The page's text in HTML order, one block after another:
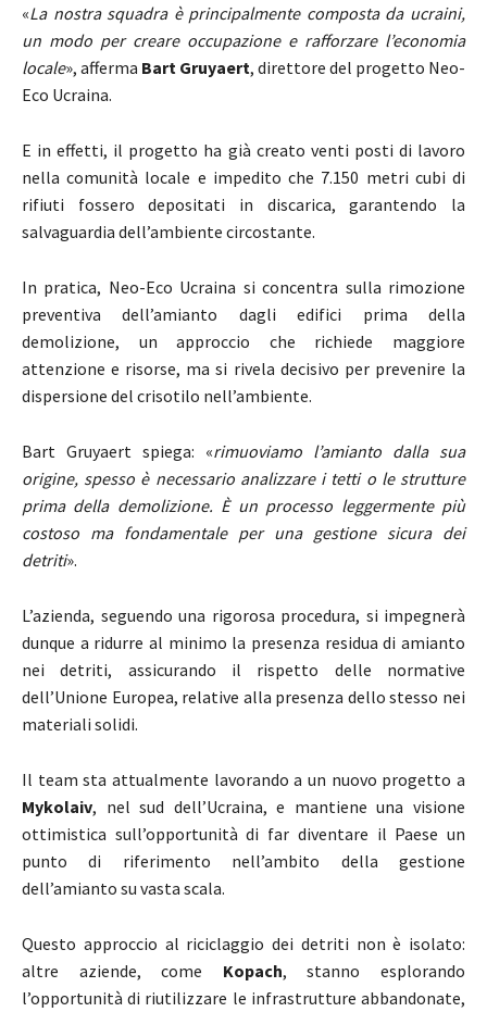
«La nostra squadra è principalmente composta da ucraini,
un modo per creare occupazione e rafforzare l’economia
locale», afferma Bart Gruyaert, direttore del progetto Neo-
Eco Ucraina.
E in effetti, il progetto ha già creato venti posti di lavoro
nella comunità locale e impedito che 7.150 metri cubi di
rifiuti fossero depositati in discarica, garantendo la
salvaguardia dell’ambiente circostante.
In pratica, Neo-Eco Ucraina si concentra sulla rimozione
preventiva dell’amianto dagli edifici prima della
demolizione, un approccio che richiede maggiore
attenzione e risorse, ma si rivela decisivo per prevenire la
dispersione del crisotilo nell’ambiente.
Bart Gruyaert spiega: «rimuoviamo l’amianto dalla sua
origine, spesso è necessario analizzare i tetti o le strutture
prima della demolizione. È un processo leggermente più
costoso ma fondamentale per una gestione sicura dei
detriti».
L’azienda, seguendo una rigorosa procedura, si impegnerà
dunque a ridurre al minimo la presenza residua di amianto
nei detriti, assicurando il rispetto delle normative
dell’Unione Europea, relative alla presenza dello stesso nei
materiali solidi.
Il team sta attualmente lavorando a un nuovo progetto a
Mykolaiv, nel sud dell’Ucraina, e mantiene una visione
ottimistica sull’opportunità di far diventare il Paese un
punto di riferimento nell’ambito della gestione
dell’amianto su vasta scala.
Questo approccio al riciclaggio dei detriti non è isolato:
altre aziende, come Kopach, stanno esplorando
l’opportunità di riutilizzare le infrastrutture abbandonate,